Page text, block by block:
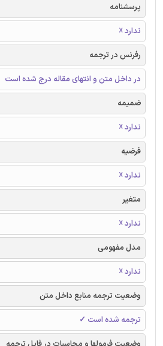
پرسشنامه
ندارد ☓
رفرنس در ترجمه
در داخل متن و انتهای مقاله درج شده است
ضمیمه
ندارد ☓
فرضیه
ندارد ☓
متغیر
ندارد ☓
مدل مفهومی
ندارد ☓
وضعیت ترجمه منابع داخل متن
ترجمه شده است ✓